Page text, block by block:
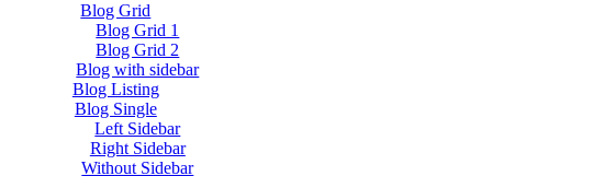
Blog Grid
Blog Grid 1
Blog Grid 2
Blog with sidebar
Blog Listing
Blog Single
Left Sidebar
Right Sidebar
Without Sidebar